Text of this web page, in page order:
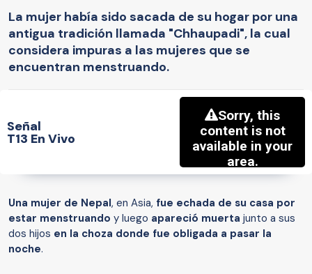
La mujer había sido sacada de su hogar por una
antigua tradición llamada "Chhaupadi", la cual
considera impuras a las mujeres que se
encuentran menstruando.
Señal
T13 En Vivo
Una mujer de Nepal, en Asia, fue echada de su casa por
estar menstruando y luego apareció muerta junto a sus
dos hijos en la choza donde fue obligada a pasar la
noche.